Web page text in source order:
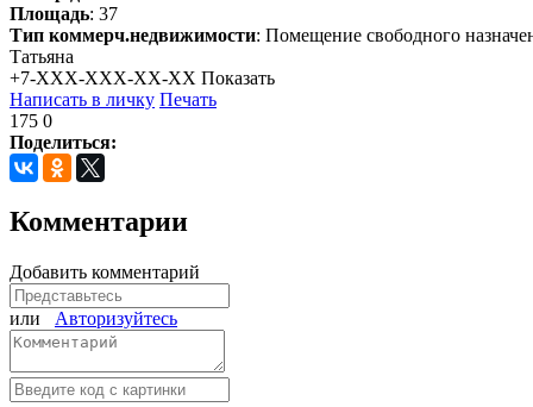
Площадь: 37
Тип коммерч.недвижимости: Помещение свободного
Татьяна
+7-XXX-XXX-XX-XX Показать
Написать в личку Печать
175 0
Поделиться:
Комментарии
Добавить комментарий
или Авторизуйтесь